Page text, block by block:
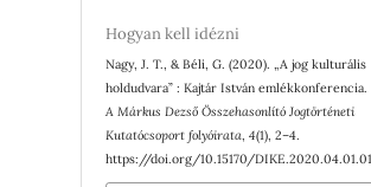
Hogyan kell idézni
Nagy, J. T., & Béli, G. (2020). „A jog kulturális
holdudvara” : Kajtár István emlékkonferencia.
A Márkus Dezső Összehasonlító Jogtörténeti
Kutatócsoport folyóirata,4(1), 2–4.
https://doi.org/10.15170/DIKE.2020.04.01.01